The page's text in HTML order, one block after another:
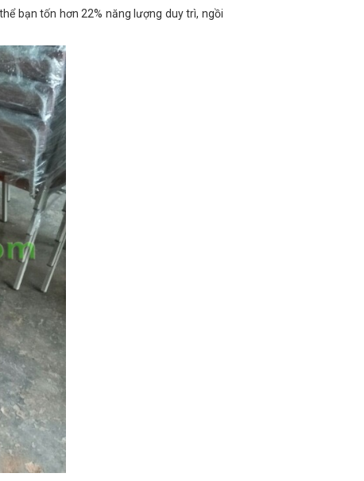
bạn tốn hơn 22% năng lượng duy trì, ngồi